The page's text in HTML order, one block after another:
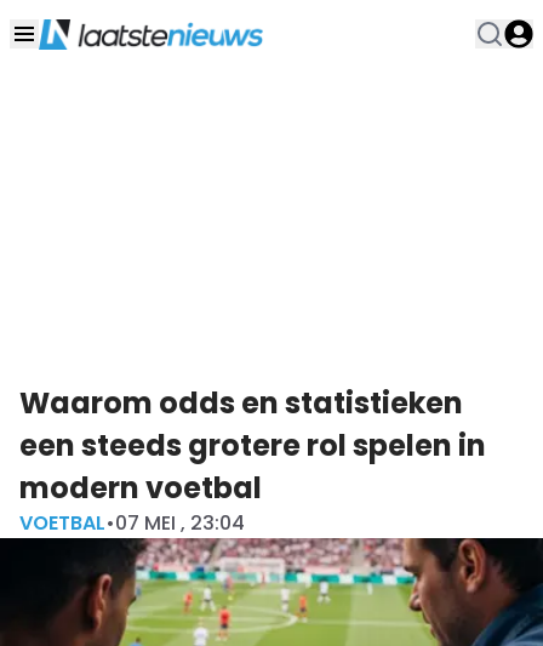
Waarom odds en statistieken
een steeds grotere rol spelen in
modern voetbal
VOETBAL•07 MEI , 23:04